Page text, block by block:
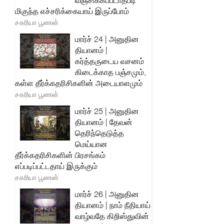
மிகுந்த எச்சரிக்கையாய் இருப்போம்
சகரியா பூணன்
மார்ச் 24 | அனுதின
தியானம் |
கர்த்தருடைய வசனம்
கிடைக்காத பஞ்சமும்,
கள்ள தீர்க்கதரிசிகளின் அடையாளமும்
சகரியா பூணன்
மார்ச் 25 | அனுதின
தியானம் | தேவன்
தெரிந்தெடுத்த
மெய்யான
தீர்க்கதரிசிகளின் பிரசங்கம்
எப்படிப்பட்டதாய் இருக்கும்
சகரியா பூணன்
மார்ச் 26 | அனுதின
தியானம் | நாம் நீதியாய்
வாழ்வதே கிறிஸ்துவின்